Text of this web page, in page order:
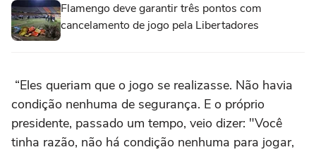
Flamengo deve garantir três pontos com
cancelamento de jogo pela Libertadores
“Eles queriam que o jogo se realizasse. Não havia
condição nenhuma de segurança. E o próprio
presidente, passado um tempo, veio dizer: "Você
tinha razão, não há condição nenhuma para jogar,